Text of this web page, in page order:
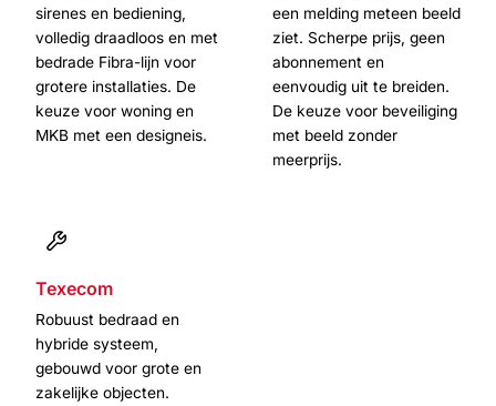
sirenes en bediening,
volledig draadloos en met
bedrade Fibra-lijn voor
grotere installaties. De
keuze voor woning en
MKB met een designeis.
een melding meteen beeld
ziet. Scherpe prijs, geen
abonnement en
eenvoudig uit te breiden.
De keuze voor beveiliging
met beeld zonder
meerprijs.
Texecom
Robuust bedraad en
hybride systeem,
gebouwd voor grote en
zakelijke objecten.